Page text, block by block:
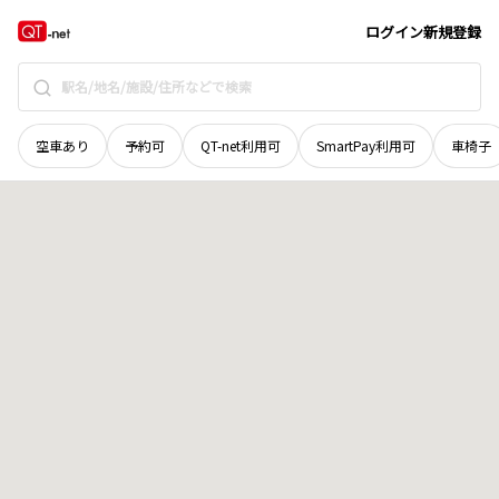
ログイン新規登録
空車あり 予約可 QT-net利用可 SmartPay利用可 車椅子
長野県